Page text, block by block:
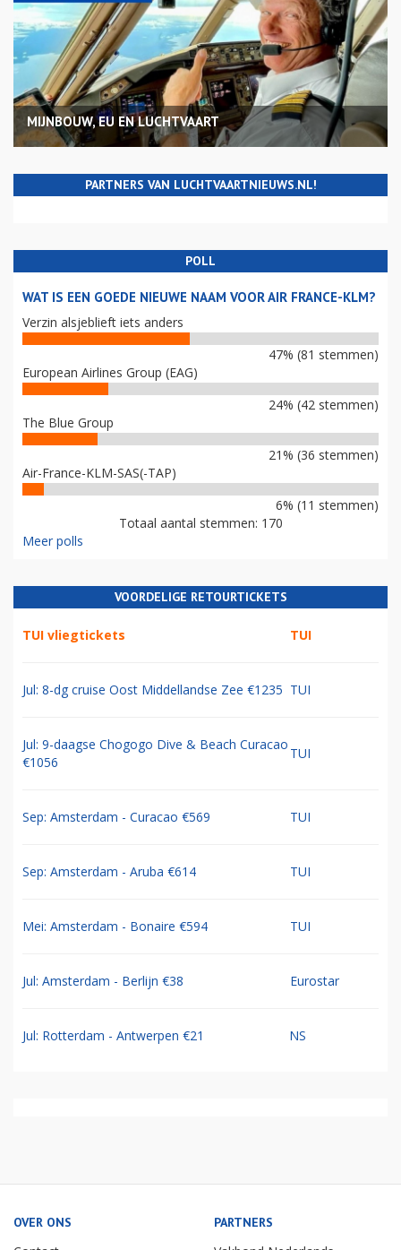
MIJNBOUW, EU EN LUCHTVAART
PARTNERS VAN LUCHTVAARTNIEUWS.NL!
POLL
WAT IS EEN GOEDE NIEUWE NAAM VOOR AIR FRANCE-KLM?
Verzin alsjeblieft iets anders
47% (81 stemmen)
European Airlines Group (EAG)
24% (42 stemmen)
The Blue Group
21% (36 stemmen)
Air-France-KLM-SAS(-TAP)
6% (11 stemmen)
Totaal aantal stemmen: 170
Meer polls
VOORDELIGE RETOURTICKETS
TUI vliegtickets TUI
Jul: 8-dg cruise Oost Middellandse Zee €1235 TUI
Jul: 9-daagse Chogogo Dive & Beach Curacao
€1056
TUI
Sep: Amsterdam - Curacao €569 TUI
Sep: Amsterdam - Aruba €614 TUI
Mei: Amsterdam - Bonaire €594 TUI
Jul: Amsterdam - Berlijn €38 Eurostar
Jul: Rotterdam - Antwerpen €21 NS
OVER ONS PARTNERS